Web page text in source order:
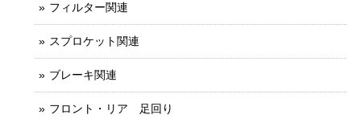
フィルター関連
スプロケット関連
ブレーキ関連
フロント・リア 足回り